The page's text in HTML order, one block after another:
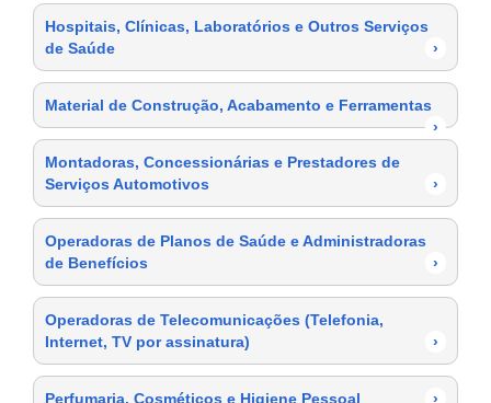
Hospitais, Clínicas, Laboratórios e Outros Serviços
de Saúde
›
Material de Construção, Acabamento e Ferramentas
›
Montadoras, Concessionárias e Prestadores de
Serviços Automotivos
›
Operadoras de Planos de Saúde e Administradoras
de Benefícios
›
Operadoras de Telecomunicações (Telefonia,
Internet, TV por assinatura)
›
Perfumaria, Cosméticos e Higiene Pessoal ›